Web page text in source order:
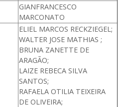
GIANFRANCESCO
MARCONATO
ELIEL MARCOS RECKZIEGEL;
WALTER JOSE MATHIAS ;
BRUNA ZANETTE DE
ARAGÃO;
LAIZE REBECA SILVA
SANTOS;
RAFAELA OTILIA TEIXEIRA
DE OLIVEIRA;